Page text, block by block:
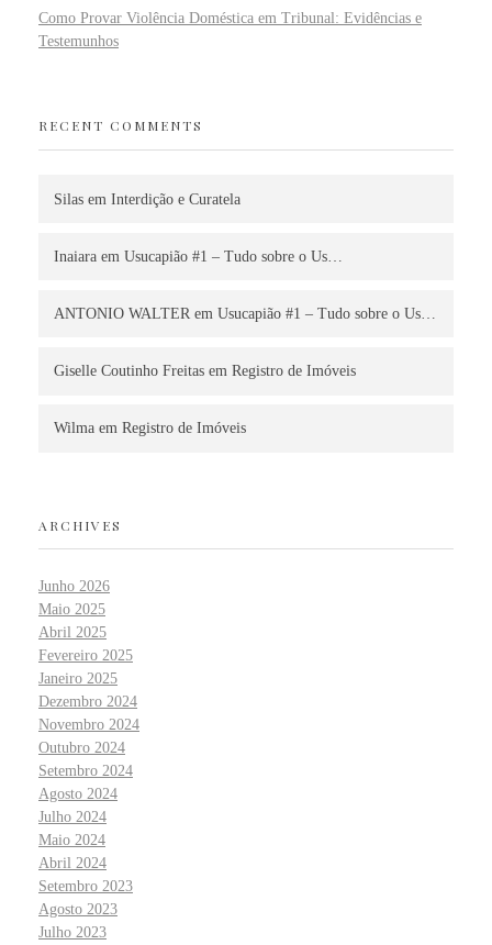
Como Provar Violência Doméstica em Tribunal: Evidências e
Testemunhos
RECENT COMMENTS
Silas em Interdição e Curatela
Inaiara em Usucapião #1 – Tudo sobre o Us…
ANTONIO WALTER em Usucapião #1 – Tudo sobre o Us…
Giselle Coutinho Freitas em Registro de Imóveis
Wilma em Registro de Imóveis
ARCHIVES
Junho 2026
Maio 2025
Abril 2025
Fevereiro 2025
Janeiro 2025
Dezembro 2024
Novembro 2024
Outubro 2024
Setembro 2024
Agosto 2024
Julho 2024
Maio 2024
Abril 2024
Setembro 2023
Agosto 2023
Julho 2023